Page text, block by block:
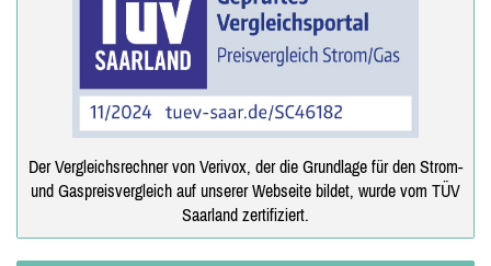
Der Vergleichsrechner von Verivox, der die Grundlage für den Strom-
und Gaspreisvergleich auf unserer Webseite bildet, wurde vom TÜV
Saarland zertifiziert.